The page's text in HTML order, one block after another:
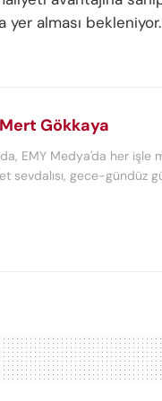
yer alması bekleniyor.
Gökkaya
EMY Medya'da her işle
sevdalısı, gece-gündüz